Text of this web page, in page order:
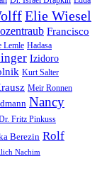
Elie Wiesel
Francisco
Lemle Hadasa
Izidoro
Kurt Salter
Meir Ronnen
Nancy
Fritz Pinkuss
Berezin Rolf
Nachim